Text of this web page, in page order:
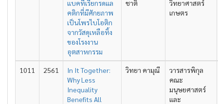
แบคทีเรียกรดแล
คติกที่มีศักยภาพ
เป็นโพรไบโอติก
จากวัสดุเหลือทิ้ง
ของโรงงาน
อุตสาหกรรม
ชาติ
วิทยาศาสตร์
เกษตร
1011 2561
In It Together:
Why Less
Inequality
Benefits All
วิทยา คามุณี
วารสารพิกุล
คณะ
มนุษยศาสตร์
และ